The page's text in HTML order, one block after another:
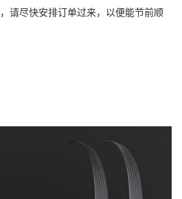
请尽快安排订单过来，以便能节前顺